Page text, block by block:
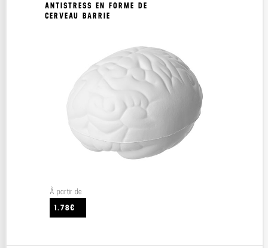
ANTISTRESS EN FORME DE
CERVEAU BARRIE
À partir de
1.78€